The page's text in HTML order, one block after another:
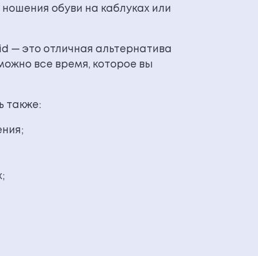
обуви на каблуках или
— это отличная альтернатива
все время, которое вы
также: